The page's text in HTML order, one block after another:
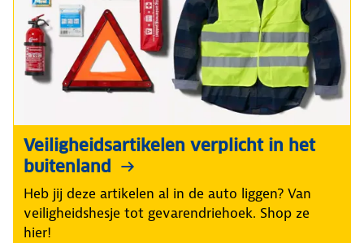
Veiligheidsartikelen verplicht in het
buitenland
Heb jij deze artikelen al in de auto liggen? Van
veiligheidshesje tot gevarendriehoek. Shop ze
hier!